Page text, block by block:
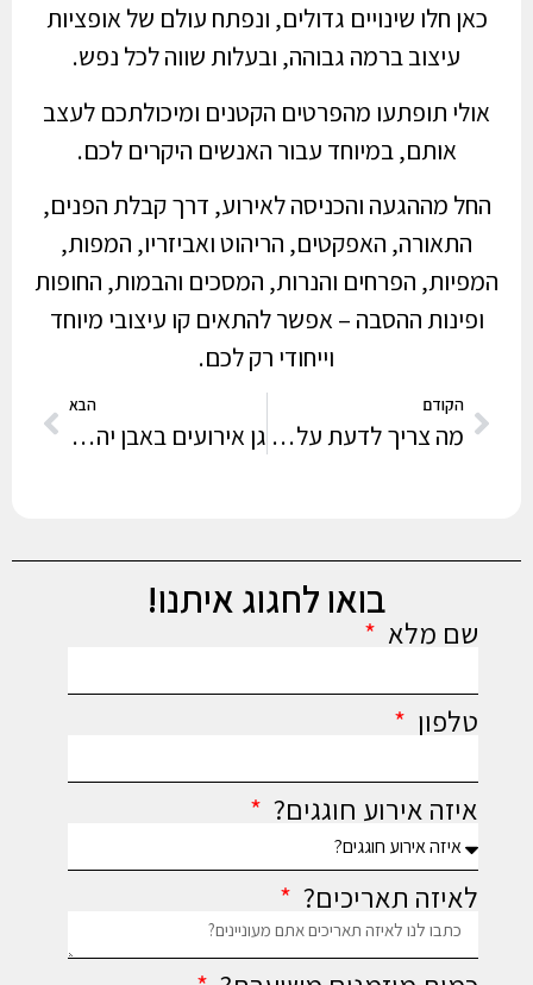
כאן חלו שינויים גדולים, ונפתח עולם של אופציות
עיצוב ברמה גבוהה, ובעלות שווה לכל נפש.
אולי תופתעו מהפרטים הקטנים ומיכולתכם לעצב
אותם, במיוחד עבור האנשים היקרים לכם.
החל מההגעה והכניסה לאירוע, דרך קבלת הפנים,
התאורה, האפקטים, הריהוט ואביזריו, המפות,
המפיות, הפרחים והנרות, המסכים והבמות, החופות
ופינות ההסבה – אפשר להתאים קו עיצובי מיוחד
וייחודי רק לכם.
הקודם
מה צריך לדעת על אולם אירועים באזור השרון
הבא
גן אירועים באבן יהודה
בואו לחגוג איתנו!
שם מלא
טלפון
איזה אירוע חוגגים?
לאיזה תאריכים?